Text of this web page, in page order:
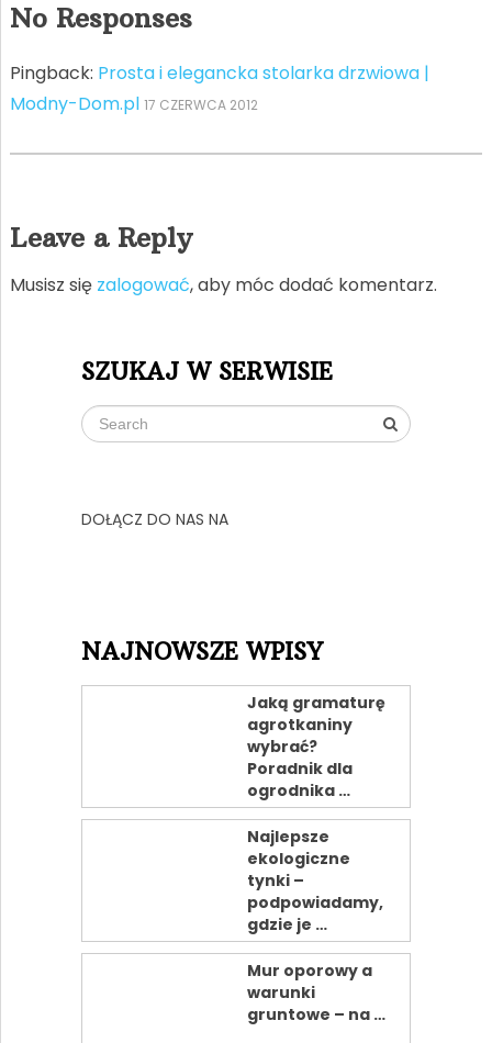
No Responses
Pingback: Prosta i elegancka stolarka drzwiowa |
Modny-Dom.pl 17 CZERWCA 2012
Leave a Reply
Musisz się zalogować, aby móc dodać komentarz.
SZUKAJ W SERWISIE
DOŁĄCZ DO NAS NA
NAJNOWSZE WPISY
Jaką gramaturę
agrotkaniny
wybrać?
Poradnik dla
ogrodnika …
Najlepsze
ekologiczne
tynki –
podpowiadamy,
gdzie je …
Mur oporowy a
warunki
gruntowe – na …